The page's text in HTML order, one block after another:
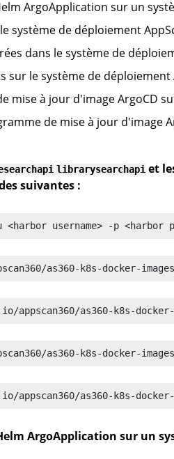
ArgoApplication sur un
système de déploiement
dans le système de
sur le système de déploiement
mise à jour d'image ArgoCD
de mise à jour d'image
librarysearchapiet
suivantes :
username> -p <harbor
as360-k8s-docker-
appscan360/as360-k8s-
as360-k8s-docker-
appscan360/as360-k8s-
ArgoApplication sur un